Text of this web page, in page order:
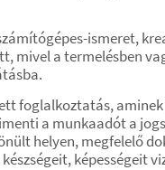
ismeret,
mivel a termelésben
foglalkoztatás,
a munkaadót a
helyen, megfelelő
képességeit